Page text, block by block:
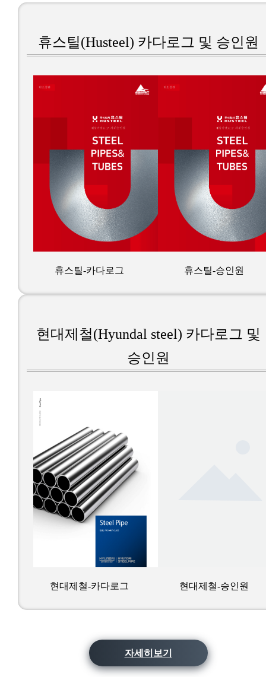
휴스틸(Husteel) 카다로그 및 승인원
휴스틸-카다로그 휴스틸-승인원
현대제철(Hyundal steel) 카다로그 및
승인원
현대제철-카다로그 현대제철-승인원
자세히보기